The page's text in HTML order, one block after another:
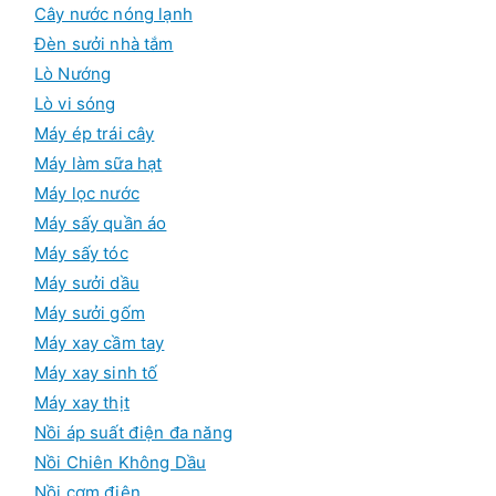
Cây nước nóng lạnh
Đèn sưởi nhà tắm
Lò Nướng
Lò vi sóng
Máy ép trái cây
Máy làm sữa hạt
Máy lọc nước
Máy sấy quần áo
Máy sấy tóc
Máy sưởi dầu
Máy sưởi gốm
Máy xay cầm tay
Máy xay sinh tố
Máy xay thịt
Nồi áp suất điện đa năng
Nồi Chiên Không Dầu